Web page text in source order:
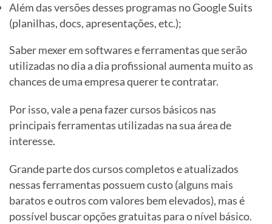
Além das versões desses programas no Google Suits
(planilhas, docs, apresentações, etc.);
Saber mexer em softwares e ferramentas que serão
utilizadas no dia a dia profissional aumenta muito as
chances de uma empresa querer te contratar.
Por isso, vale a pena fazer cursos básicos nas
principais ferramentas utilizadas na sua área de
interesse.
Grande parte dos cursos completos e atualizados
nessas ferramentas possuem custo (alguns mais
baratos e outros com valores bem elevados), mas é
possível buscar opções gratuitas para o nível básico.